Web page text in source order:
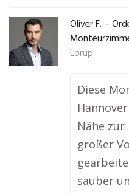
Oliver F. –
Lorup
Diese
Nähe
großer
sauber